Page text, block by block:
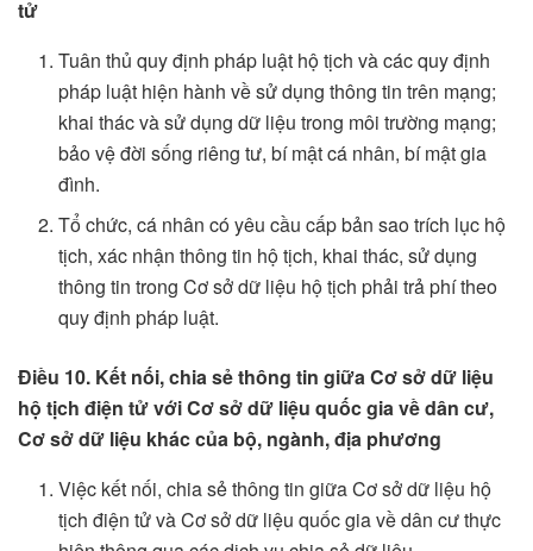
tử
Tuân thủ quy định pháp luật hộ tịch và các quy định
pháp luật hiện hành về sử dụng thông tin trên mạng;
khai thác và sử dụng dữ liệu trong môi trường mạng;
bảo vệ đời sống riêng tư, bí mật cá nhân, bí mật gia
đình.
Tổ chức, cá nhân có yêu cầu cấp bản sao trích lục hộ
tịch, xác nhận thông tin hộ tịch, khai thác, sử dụng
thông tin trong Cơ sở dữ liệu hộ tịch phải trả phí theo
quy định pháp luật.
Điều 10. Kết nối, chia sẻ thông tin giữa Cơ sở dữ liệu
hộ tịch điện tử với Cơ sở dữ liệu quốc gia về dân cư,
Cơ sở dữ liệu khác của bộ, ngành, địa phương
Việc kết nối, chia sẻ thông tin giữa Cơ sở dữ liệu hộ
tịch điện tử và Cơ sở dữ liệu quốc gia về dân cư thực